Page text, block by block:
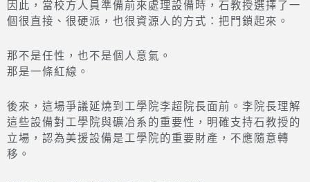
因此，當校方人員準備前來處理設備時，石教授選擇了一
個很直接、很硬派，也很資源人的方式：把門鎖起來。
那不是任性，也不是個人意氣。
那是一條紅線。
後來，這場爭議延燒到工學院李超院長面前。李院長理解
這些設備對工學院與礦冶系的重要性，明確支持石教授的
立場，認為美援設備是工學院的重要財產，不應隨意轉
移。